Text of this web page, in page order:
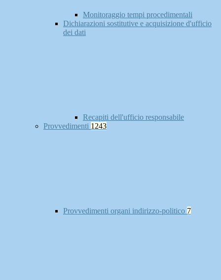
Monitoraggio tempi procedimentali
Dichiarazioni sostitutive e acquisizione d'ufficio
dei dati
Recapiti dell'ufficio responsabile
Provvedimenti 1243
Provvedimenti organi indirizzo-politico 7